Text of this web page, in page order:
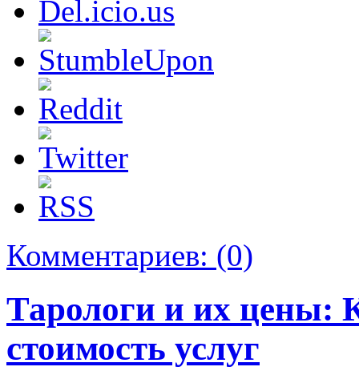
Комментариев: (0)
Тарологи и их цены:
стоимость услуг